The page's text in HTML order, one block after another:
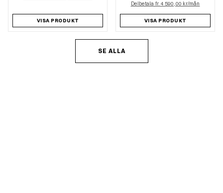
VISA PRODUKT
Delbetala fr. 4 590,00 kr/mån
VISA PRODUKT
SE ALLA